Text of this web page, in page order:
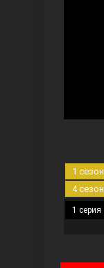
1 сезон
4 сезон
1 серия